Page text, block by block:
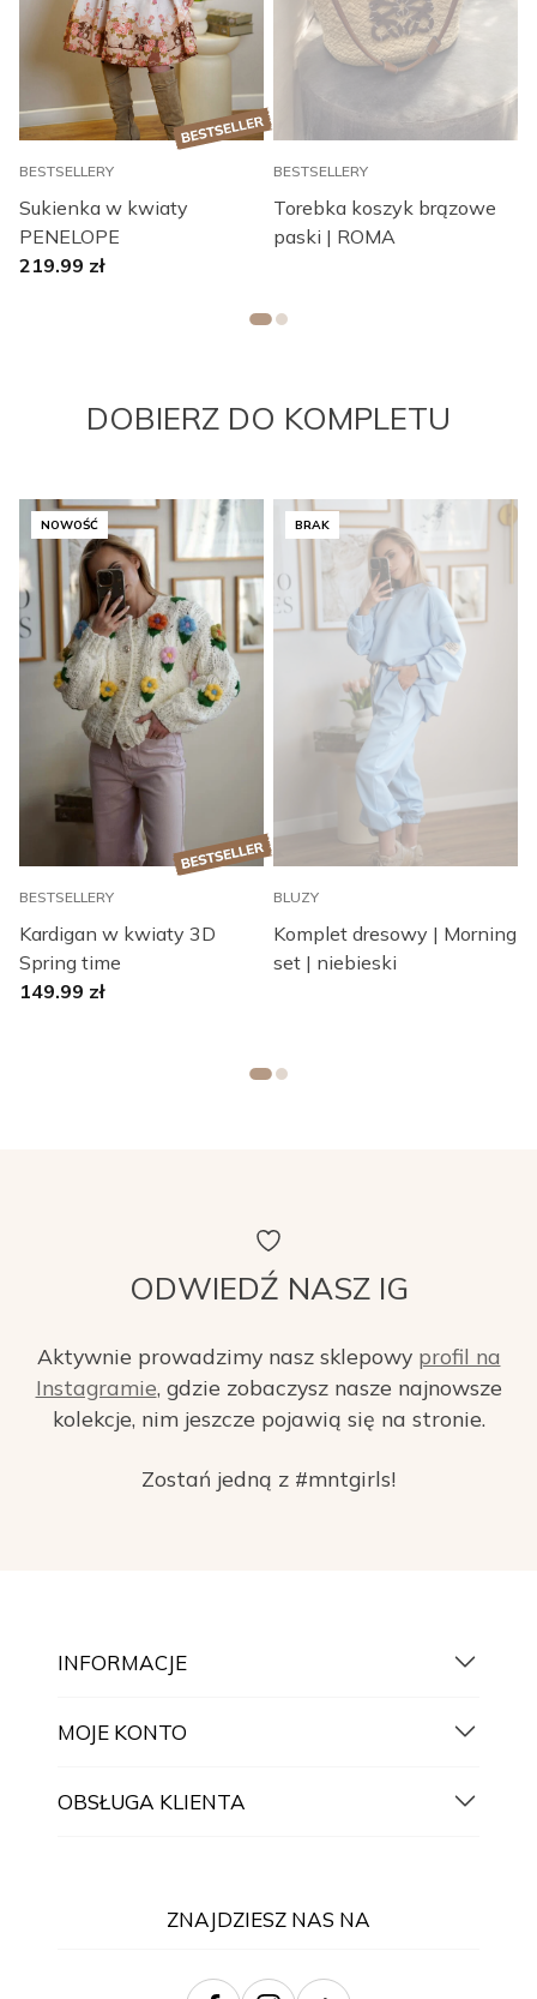
BESTSELLERY
Sukienka w kwiaty
PENELOPE
219.99 zł
BESTSELLERY
Torebka koszyk brązowe
paski | ROMA
DOBIERZ DO KOMPLETU
NOWOŚĆ
BESTSELLERY
Kardigan w kwiaty 3D
Spring time
149.99 zł
BRAK
BLUZY
Komplet dresowy | Morning
set | niebieski
ODWIEDŹ NASZ IG
Aktywnie prowadzimy nasz sklepowy profil na
Instagramie, gdzie zobaczysz nasze najnowsze
kolekcje, nim jeszcze pojawią się na stronie.
Zostań jedną z #mntgirls!
INFORMACJE
MOJE KONTO
OBSŁUGA KLIENTA
ZNAJDZIESZ NAS NA